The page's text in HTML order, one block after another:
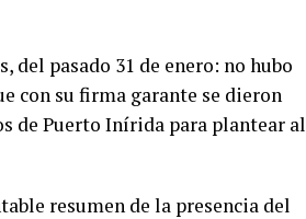
pasado 31 de enero: no hubo
con su firma garante se dieron
de Puerto Inírida para plantear al
resumen de la presencia del